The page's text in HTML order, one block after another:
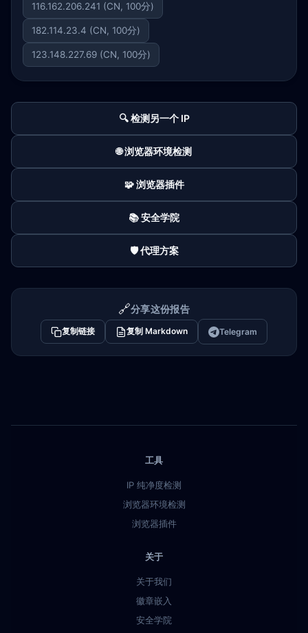
116.162.206.241 (CN, 100分)
182.114.23.4 (CN, 100分)
123.148.227.69 (CN, 100分)
🔍 检测另一个 IP
🌐 浏览器环境检测
🧩 浏览器插件
📚 安全学院
🛡️ 代理方案
🔗分享这份报告
复制链接 复制 Markdown Telegram
工具
IP 纯净度检测
浏览器环境检测
浏览器插件
关于
关于我们
徽章嵌入
安全学院